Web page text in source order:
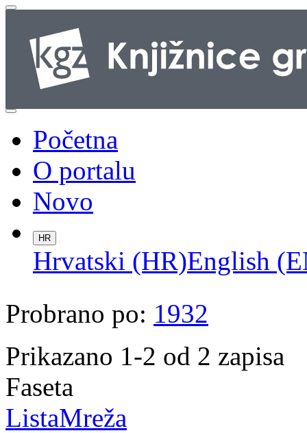
Početna
O portalu
Novo
HR
Hrvatski (HR)English
Probrano po: 1932
Prikazano 1-2 od 2 zapisa
Faseta
ListaMreža